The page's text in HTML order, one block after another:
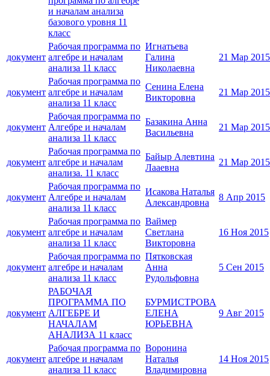
и началам анализа
базового уровня 11
класс
документ
Рабочая программа по
алгебре и началам
анализа 11 класс
Игнатьева
Галина
Николаевна
21 Мар 2015
документ
Рабочая программа по
алгебре и началам
анализа 11 класс
Сенина Елена
Викторовна
21 Мар 2015
документ
Рабочая программа по
Алгебре и началам
анализа 11 класс
Базакина Анна
Васильевна
21 Мар 2015
документ
Рабочая программа по
алгебре и началам
анализа. 11 класс
Байыр Алевтина
Лааевна
21 Мар 2015
документ
Рабочая программа по
Алгебре и началам
анализа 11 класс
Исакова Наталья
Александровна
8 Апр 2015
документ
Рабочая программа по
алгебре и началам
анализа 11 класс
Ваймер
Светлана
Викторовна
16 Ноя 2015
документ
Рабочая программа по
алгебре и началам
анализа 11 класс
Пятковская
Анна
Рудольфовна
5 Сен 2015
документ
РАБОЧАЯ
ПРОГРАММА ПО
АЛГЕБРЕ И
НАЧАЛАМ
АНАЛИЗА 11 класс
БУРМИСТРОВА
ЕЛЕНА
ЮРЬЕВНА
9 Авг 2015
документ
Рабочая программа по
алгебре и началам
анализа 11 класс
Воронина
Наталья
Владимировна
14 Ноя 2015